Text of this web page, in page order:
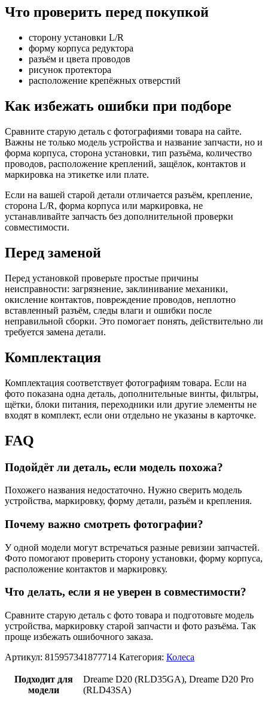
Что проверить перед покупкой
сторону установки L/R
форму корпуса редуктора
разъём и цвета проводов
рисунок протектора
расположение крепёжных отверстий
Как избежать ошибки при подборе
Сравните старую деталь с фотографиями товара на сайте.
Важны не только модель устройства и название запчасти, но и
форма корпуса, сторона установки, тип разъёма, количество
проводов, расположение креплений, защёлок, контактов и
маркировка на этикетке или плате.
Если на вашей старой детали отличается разъём, крепление,
сторона L/R, форма корпуса или маркировка, не
устанавливайте запчасть без дополнительной проверки
совместимости.
Перед заменой
Перед установкой проверьте простые причины
неисправности: загрязнение, заклинивание механики,
окисление контактов, повреждение проводов, неплотно
вставленный разъём, следы влаги и ошибки после
неправильной сборки. Это помогает понять, действительно ли
требуется замена детали.
Комплектация
Комплектация соответствует фотографиям товара. Если на
фото показана одна деталь, дополнительные винты, фильтры,
щётки, блоки питания, переходники или другие элементы не
входят в комплект, если они отдельно не указаны в карточке.
FAQ
Подойдёт ли деталь, если модель похожа?
Похожего названия недостаточно. Нужно сверить модель
устройства, маркировку, форму детали, разъём и крепления.
Почему важно смотреть фотографии?
У одной модели могут встречаться разные ревизии запчастей.
Фото помогают проверить сторону установки, форму корпуса,
расположение контактов и маркировку.
Что делать, если я не уверен в совместимости?
Сравните старую деталь с фото товара и подготовьте модель
устройства, маркировку старой запчасти и фото разъёма. Так
проще избежать ошибочного заказа.
Артикул: 815957341877714 Категория: Колеса
Подходит для
модели
Dreame D20 (RLD35GA), Dreame D20 Pro
(RLD43SA)